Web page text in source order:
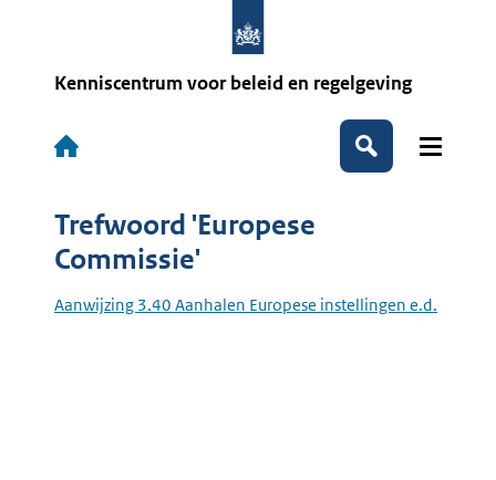
Kenniscentrum voor beleid en regelgeving
Hoofdnavigatie
Zoeken
Trefwoord 'Europese
Commissie'
Aanwijzing 3.40 Aanhalen Europese instellingen e.d.